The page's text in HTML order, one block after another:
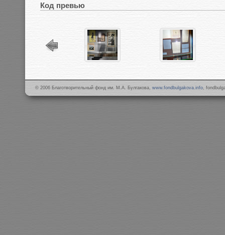
Код превью
© 2006 Благотворительный фонд им. М.А. Булгакова, www.fondbulgakova.info,